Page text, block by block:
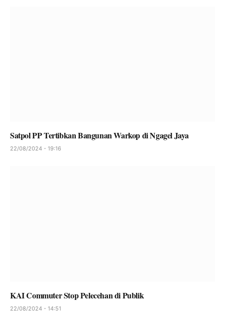
Satpol PP Tertibkan Bangunan Warkop di Ngagel Jaya
22/08/2024 - 19:16
KAI Commuter Stop Pelecehan di Publik
22/08/2024 - 14:51